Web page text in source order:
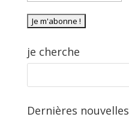
je cherche
Dernières nouvelles